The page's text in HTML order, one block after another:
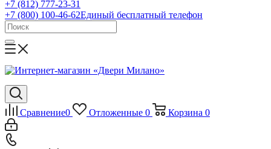
+7 (812) 777-23-31
+7 (800) 100-46-62Единый бесплатный телефон
Сравнение0 Отложенные 0 Корзина 0